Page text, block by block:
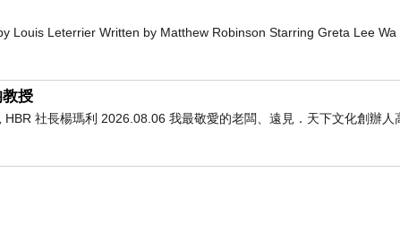
一眨眼
Louis Leterrier Written by Matthew Robinson Starring Greta Lee Wa
授
社長楊瑪利 2026.08.06 我最敬愛的老闆、遠見．天下文化創辦人